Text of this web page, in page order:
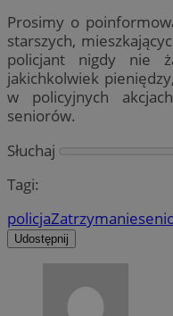
Prosimy o
starszych,
policjant nigdy nie
jakichkolwiek
w policyjnych
seniorów.
Słuchaj
Tagi:
policjaZatrzymanie
Udostępnij